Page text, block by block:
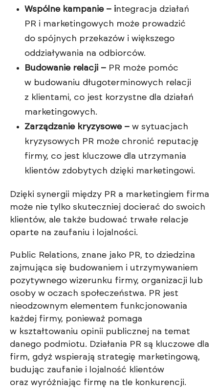
Wspólne kampanie – integracja działań
PR i marketingowych może prowadzić
do spójnych przekazów i większego
oddziaływania na odbiorców.
Budowanie relacji – PR może pomóc
w budowaniu długoterminowych relacji
z klientami, co jest korzystne dla działań
marketingowych.
Zarządzanie kryzysowe – w sytuacjach
kryzysowych PR może chronić reputację
firmy, co jest kluczowe dla utrzymania
klientów zdobytych dzięki marketingowi.
Dzięki synergii między PR a marketingiem firma
może nie tylko skuteczniej docierać do swoich
klientów, ale także budować trwałe relacje
oparte na zaufaniu i lojalności.
Public Relations, znane jako PR, to dziedzina
zajmująca się budowaniem i utrzymywaniem
pozytywnego wizerunku firmy, organizacji lub
osoby w oczach społeczeństwa. PR jest
nieodzownym elementem funkcjonowania
każdej firmy, ponieważ pomaga
w kształtowaniu opinii publicznej na temat
danego podmiotu. Działania PR są kluczowe dla
firm, gdyż wspierają strategię marketingową,
budując zaufanie i lojalność klientów
oraz wyróżniając firmę na tle konkurencji.